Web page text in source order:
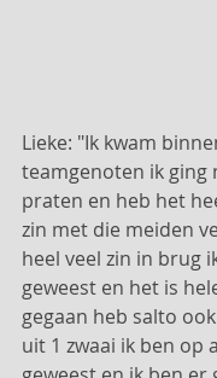
Lieke: "Ik kwam
teamgenoten ik ging
praten en heb het
zin met die meiden
heel veel zin in brug
geweest en het is
gegaan heb salto
uit 1 zwaai ik ben op